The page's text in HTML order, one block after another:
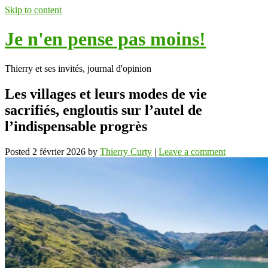
Skip to content
Je n'en pense pas moins!
Thierry et ses invités, journal d'opinion
Les villages et leurs modes de vie
sacrifiés, engloutis sur l’autel de
l’indispensable progrès
Posted 2 février 2026 by Thierry Curty | Leave a comment